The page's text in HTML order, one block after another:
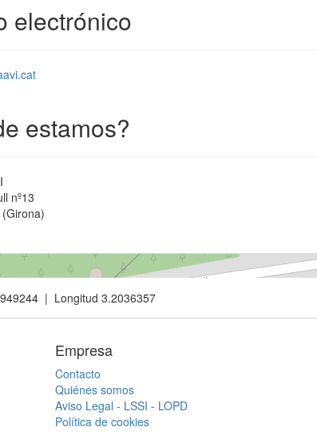
electrónico
estamos?
nº13
| Longitud 3.2036357
Empresa
Contacto
Quiénes somos
Aviso Legal - LSSI - LOPD
Política de cookies